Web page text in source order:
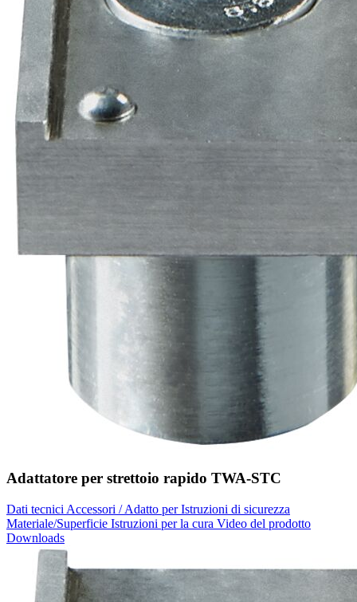
Adattatore per strettoio rapido TWA-STC
Dati tecnici Accessori / Adatto per Istruzioni di sicurezza
Materiale/Superficie Istruzioni per la cura Video del prodotto
Downloads